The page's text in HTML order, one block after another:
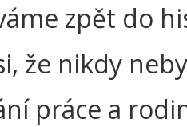
zpět do
že nikdy
práce a